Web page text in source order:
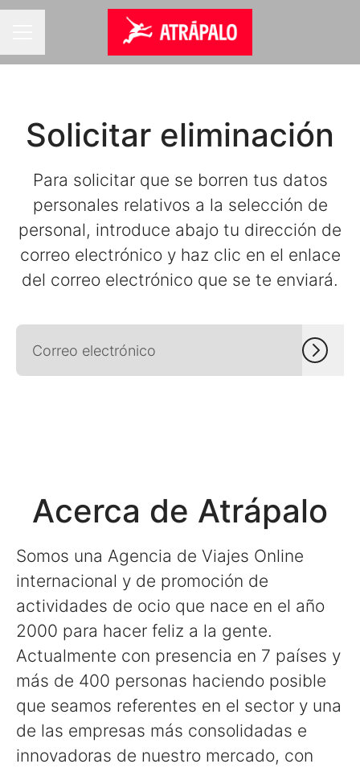
Solicitar eliminación
Para solicitar que se borren tus datos
personales relativos a la selección de
personal, introduce abajo tu dirección de
correo electrónico y haz clic en el enlace
del correo electrónico que se te enviará.
Acerca de Atrápalo
Somos una Agencia de Viajes Online
internacional y de promoción de
actividades de ocio que nace en el año
2000 para hacer feliz a la gente.
Actualmente con presencia en 7 países y
más de 400 personas haciendo posible
que seamos referentes en el sector y una
de las empresas más consolidadas e
innovadoras de nuestro mercado, con